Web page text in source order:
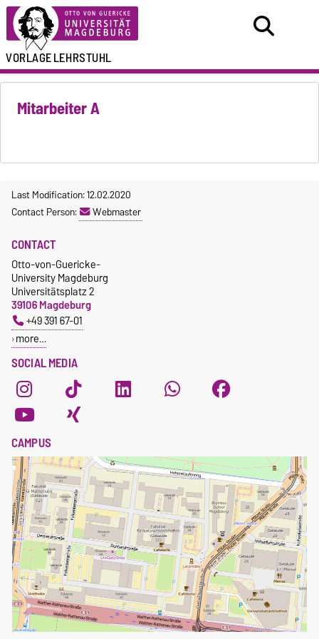
VORLAGELEHRSTUHL
Mitarbeiter A
Last Modification: 12.02.2020
Contact Person:
Webmaster
SOCIAL MEDIA
CONTACT
Otto-von-Guericke-
University Magdeburg
Universitätsplatz 2
39106 Magdeburg
+49 391 67-01
more…
CAMPUS